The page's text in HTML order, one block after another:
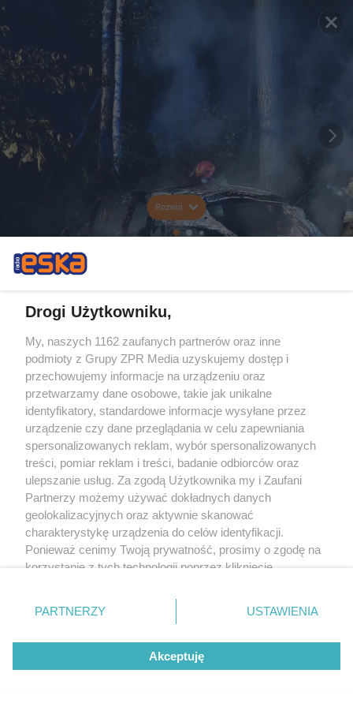
Rozwiń
Drogi Użytkowniku,
My, naszych 1162 zaufanych partnerów oraz inne
podmioty z Grupy ZPR Media uzyskujemy dostęp i
przechowujemy informacje na urządzeniu oraz
przetwarzamy dane osobowe, takie jak unikalne
identyfikatory, standardowe informacje wysyłane przez
urządzenie czy dane przeglądania w celu zapewniania
spersonalizowanych reklam, wybór spersonalizowanych
treści, pomiar reklam i treści, badanie odbiorców oraz
ulepszanie usług. Za zgodą Użytkownika my i Zaufani
Partnerzy możemy używać dokładnych danych
geolokalizacyjnych oraz aktywnie skanować
charakterystykę urządzenia do celów identyfikacji.
Ponieważ cenimy Twoją prywatność, prosimy o zgodę na
korzystanie z tych technologii poprzez kliknięcie
zmienić/wycofać klikając przycisk ustawień prywatności
znajdujący się w lewym dolnym rogu strony
rodzaje przetwarzania danych nie wymagają zgody
użytkownika, ale masz prawo sprzeciwić się takiemu
przetwarzaniu. Preferencje będą miały zastosowanie tylko
PARTNERZY USTAWIENIA
Akceptuję